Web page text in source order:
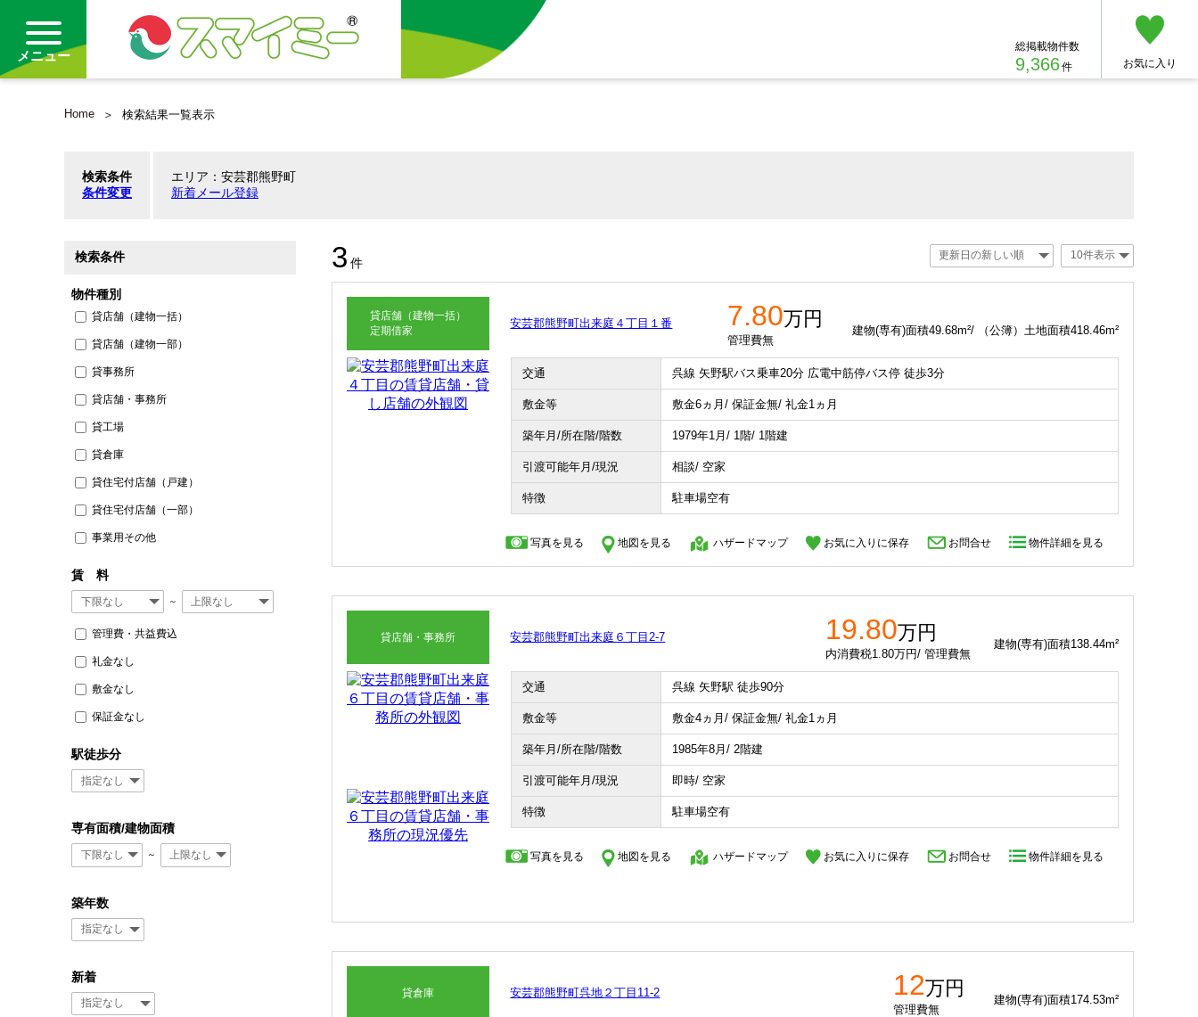
メニュー
総掲載物件数
9,366件 お気に入り
Home 検索結果一覧表示
検索条件
条件変更
エリア：安芸郡熊野町
新着メール登録
検索条件
物件種別
貸店舗（建物一括）
貸店舗（建物一部）
貸事務所
貸店舗・事務所
貸工場
貸倉庫
貸住宅付店舗（戸建）
貸住宅付店舗（一部）
事業用その他
賃 料
～
管理費・共益費込
礼金なし
敷金なし
保証金なし
駅徒歩分
専有面積/建物面積
～
築年数
新着
3 件
貸店舗（建物一括）
定期借家
安芸郡熊野町出来庭４丁目１番 7.80万円
管理費無
建物(専有)面積49.68m²/ （公簿）土地面積418.46m²
交通 呉線 矢野駅バス乗車20分 広電中筋停バス停 徒歩3分
敷金等 敷金6ヵ月/ 保証金無/ 礼金1ヵ月
築年月/所在階/階数 1979年1月/ 1階/ 1階建
引渡可能年月/現況 相談/ 空家
特徴 駐車場空有
写真を見る 地図を見る ハザードマップ お気に入りに保存 お問合せ 物件詳細を見る
貸店舗・事務所 安芸郡熊野町出来庭６丁目2-7 19.80万円
内消費税1.80万円/ 管理費無
建物(専有)面積138.44m²
交通 呉線 矢野駅 徒歩90分
敷金等 敷金4ヵ月/ 保証金無/ 礼金1ヵ月
築年月/所在階/階数 1985年8月/ 2階建
引渡可能年月/現況 即時/ 空家
特徴 駐車場空有
写真を見る 地図を見る ハザードマップ お気に入りに保存 お問合せ 物件詳細を見る
貸倉庫 安芸郡熊野町呉地２丁目11-2 12万円
管理費無
建物(専有)面積174.53m²